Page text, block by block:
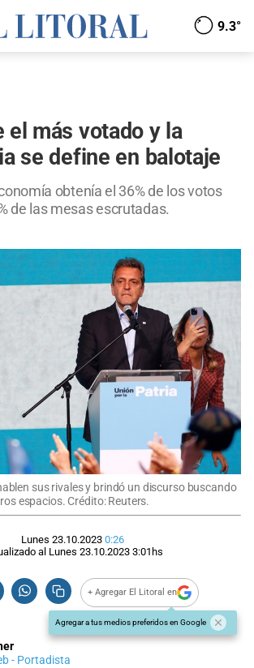
9.3°
el más votado y la
se define en balotaje
obtenía el 36% de los votos
de las mesas escrutadas.
sus rivales y brindó un discurso buscando
espacios. Crédito: Reuters.
Lunes 23.10.2023 0:26
al Lunes 23.10.2023 3:01hs
+ Agregar El Litoral en
Agregar a tus medios preferidos en Google
- Portadista